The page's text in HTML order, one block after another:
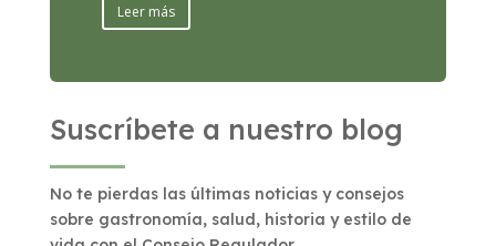
Leer más
Suscríbete a nuestro blog
No te pierdas las últimas noticias y consejos
sobre gastronomía, salud, historia y estilo de